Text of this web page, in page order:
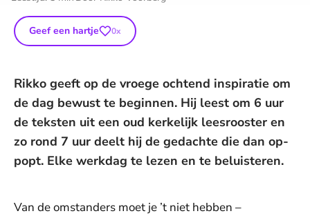
Geef een hartje 0x
Rikko geeft op de vroege ochtend inspiratie om
de dag bewust te beginnen. Hij leest om 6 uur
de teksten uit een oud kerkelijk leesrooster en
zo rond 7 uur deelt hij de gedachte die dan op-
popt. Elke werkdag te lezen en te beluisteren.
Van de omstanders moet je ’t niet hebben –